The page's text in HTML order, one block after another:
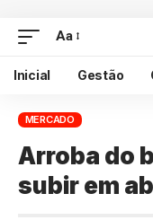
Aa
Inicial Gestão
MERCADO
Arroba do
subir em